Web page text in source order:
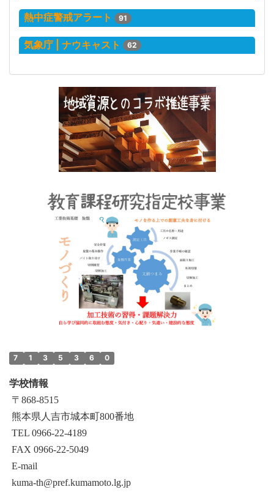
熱中症警戒アラート 91
気象庁 | ナウキャスト 62
7 1 3 5 3 6 0
学校情報
〒868‐8515
熊本県人吉市城本町800番地
TEL 0966-22-4189
FAX 0966-22-5049
E-mail
kuma-th@pref.kumamoto.lg.jp